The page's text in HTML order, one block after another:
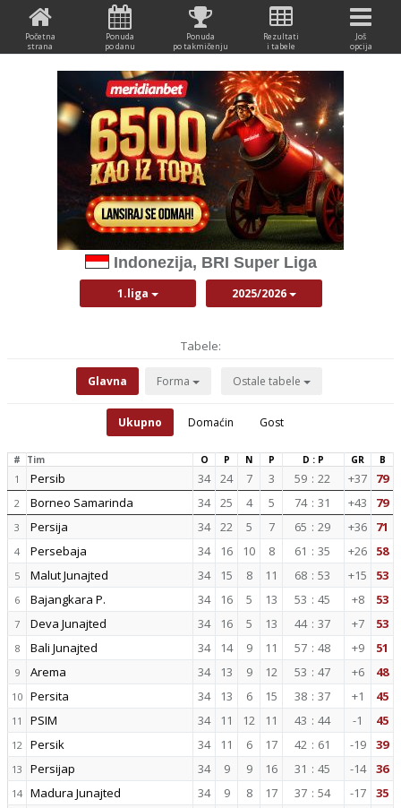
Početna
strana
Ponuda
po danu
Ponuda
po takmičenju
Rezultati
i tabele
Još
opcija
Indonezija, BRI Super Liga
1.liga 2025/2026
Tabele:
Glavna Forma Ostale tabele
Ukupno Domaćin Gost
# Tim O P N P D : P GR B
1 Persib 34 24 7 3 59 : 22 +37 79
2 Borneo Samarinda 34 25 4 5 74 : 31 +43 79
3 Persija 34 22 5 7 65 : 29 +36 71
4 Persebaja 34 16 10 8 61 : 35 +26 58
5 Malut Junajted 34 15 8 11 68 : 53 +15 53
6 Bajangkara P. 34 16 5 13 53 : 45 +8 53
7 Deva Junajted 34 16 5 13 44 : 37 +7 53
8 Bali Junajted 34 14 9 11 57 : 48 +9 51
9 Arema 34 13 9 12 53 : 47 +6 48
10 Persita 34 13 6 15 38 : 37 +1 45
11 PSIM 34 11 12 11 43 : 44 -1 45
12 Persik 34 11 6 17 42 : 61 -19 39
13 Persijap 34 9 9 16 31 : 45 -14 36
14 Madura Junajted 34 9 8 17 37 : 54 -17 35